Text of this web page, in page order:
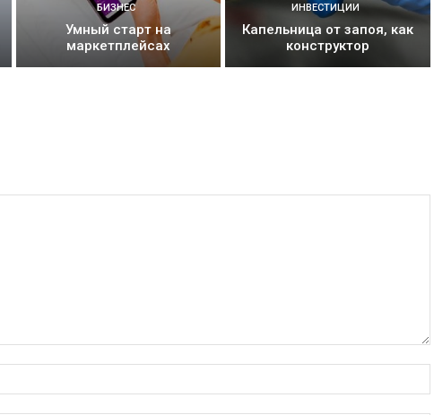
БИЗНЕС
Умный старт на
маркетплейсах
ИНВЕСТИЦИИ
Капельница от запоя, как
конструктор